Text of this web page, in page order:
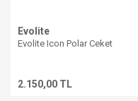
Evolite
Evolite Icon Polar Ceket
2.150,00 TL